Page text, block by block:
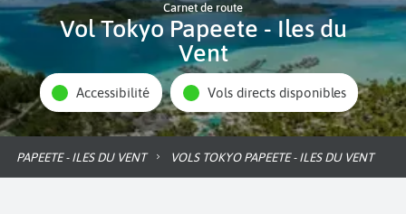
Carnet de route
Vol Tokyo Papeete - Iles du
Vent
Accessibilité Vols directs disponibles
PAPEETE - ILES DU VENT VOLS TOKYO PAPEETE - ILES DU VENT